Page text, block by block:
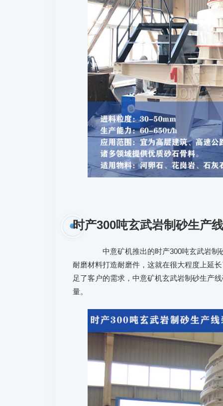
时产300吨玄武岩制砂生产
中意矿机推出的时产300吨玄武岩制
耐磨材料打造耐磨件，这就在很大程度上延
足了客户的需求，中意矿机玄武岩制砂生产
量。